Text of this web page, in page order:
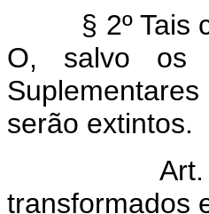
§ 2º Tais
O, salvo os
serão extintos.
transformados